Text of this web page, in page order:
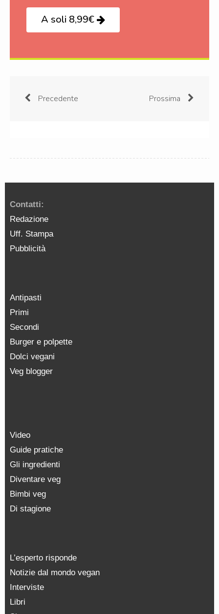
A soli 8,99€
Precedente Prossima
Contatti:
Redazione
Uff. Stampa
Pubblicità
Antipasti
Primi
Secondi
Burger e polpette
Dolci vegani
Veg blogger
Video
Guide pratiche
Gli ingredienti
Diventare veg
Bimbi veg
Di stagione
L’esperto risponde
Notizie dal mondo vegan
Interviste
Libri